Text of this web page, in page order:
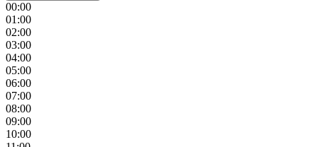
00:00
01:00
02:00
03:00
04:00
05:00
06:00
07:00
08:00
09:00
10:00